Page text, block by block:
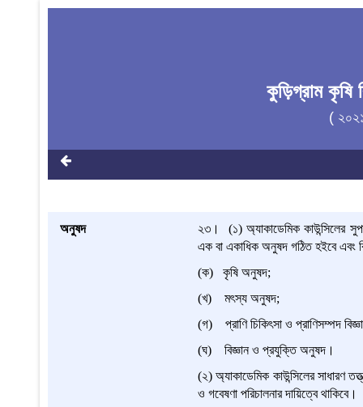
কুড়িগ্রাম কৃষি
(
অনুষদ ২৩।
(১) অ্যাকাডেমিক কাউন্সিলের
এক বা একাধিক অনুষদ গঠিত হইবে এবং
(ক) কৃষি অনুষদ;
(খ) মৎস্য অনুষদ;
(গ) প্রাণি চিকিৎসা ও প্রাণিসম্পদ
(ঘ) বিজ্ঞান ও প্রযুক্তি অনুষদ।
(২) অ্যাকাডেমিক কাউন্সিলের সাধারণ
ও গবেষণা পরিচালনার দায়িত্বে থাকিবে।